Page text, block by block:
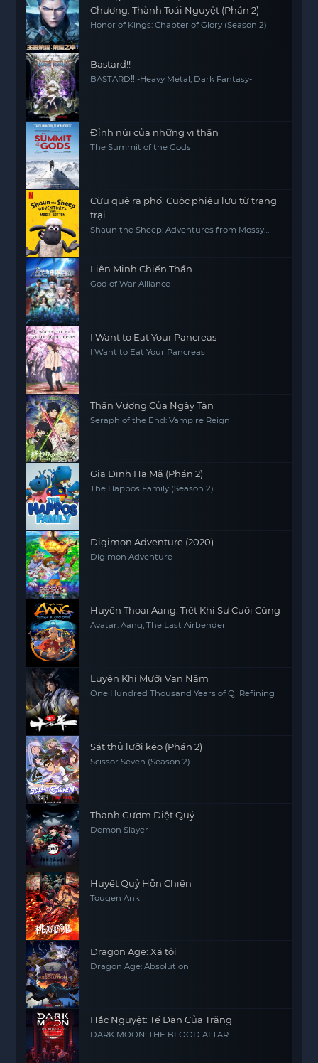
Chương: Thành Toái Nguyệt (Phần 2)
Honor of Kings: Chapter of Glory (Season 2)
Bastard!!
BASTARD‼ -Heavy Metal, Dark Fantasy-
Đỉnh núi của những vị thần
The Summit of the Gods
Cừu quê ra phố: Cuộc phiêu lưu từ trang
trại
Shaun the Sheep: Adventures from Mossy
Liên Minh Chiến Thần
God of War Alliance
I Want to Eat Your Pancreas
I Want to Eat Your Pancreas
Thần Vương Của Ngày Tàn
Seraph of the End: Vampire Reign
Gia Đình Hà Mã (Phần 2)
The Happos Family (Season 2)
Digimon Adventure (2020)
Digimon Adventure
Huyền Thoại Aang: Tiết Khí Sư Cuối Cùng
Avatar: Aang, The Last Airbender
Luyện Khí Mười Vạn Năm
One Hundred Thousand Years of Qi Refining
Sát thủ lưỡi kéo (Phần 2)
Scissor Seven (Season 2)
Thanh Gươm Diệt Quỷ
Demon Slayer
Huyết Quỷ Hỗn Chiến
Tougen Anki
Dragon Age: Xá tội
Dragon Age: Absolution
Hắc Nguyệt: Tế Đàn Của Trăng
DARK MOON: THE BLOOD ALTAR